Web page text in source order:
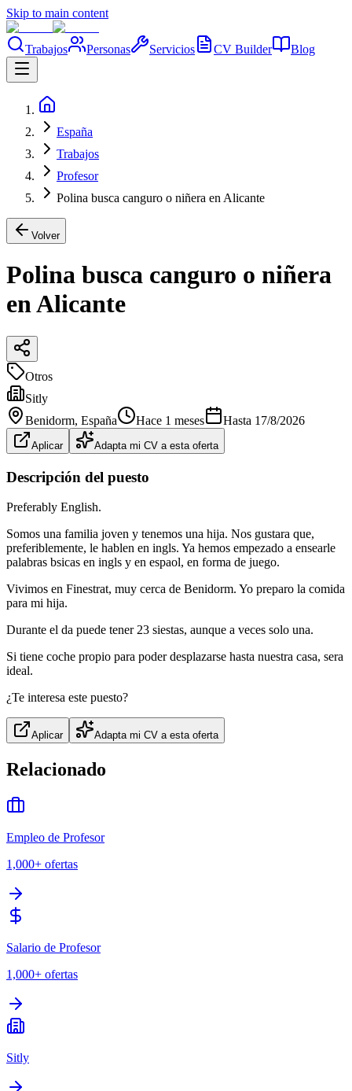
Skip to main content
Trabajos Personas Servicios CV Builder Blog
España
Trabajos
Profesor
Polina busca canguro o niñera en Alicante
Volver
Polina busca canguro o niñera
en Alicante
Otros
Sitly
Benidorm, España Hace 1 meses Hasta 17/8/2026
Aplicar Adapta mi CV a esta oferta
Descripción del puesto
Preferably English.
Somos una familia joven y tenemos una hija. Nos gustara que,
preferiblemente, le hablen en ingls. Ya hemos empezado a ensearle
palabras bsicas en ingls y en espaol, en forma de juego.
Vivimos en Finestrat, muy cerca de Benidorm. Yo preparo la comida
para mi hija.
Durante el da puede tener 23 siestas, aunque a veces solo una.
Si tiene coche propio para poder desplazarse hasta nuestra casa, sera
ideal.
¿Te interesa este puesto?
Aplicar Adapta mi CV a esta oferta
Relacionado
Empleo de Profesor
1,000+ ofertas
Salario de Profesor
1,000+ ofertas
Sitly